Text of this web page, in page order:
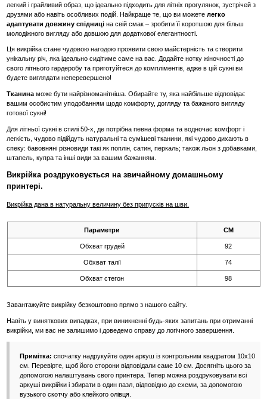
легкий і грайливий образ, що ідеально підходить для літніх прогулянок, зустрічей з
друзями або навіть особливих подій. Найкраще те, що ви можетелегко
адаптувати довжину спідниці на свій смак – зробити її коротшою для більш
молодіжного вигляду або довшою для додаткової елегантності.
Ця викрійка стане чудовою нагодою проявити свою майстерність та створити
унікальну річ, яка ідеально сидітиме саме на вас. Додайте нотку жіночності до
свого літнього гардеробу та приготуйтеся до компліментів, адже в цій сукні ви
будете виглядати неперевершено!
Тканина може бути найрізноманітніша. Обирайте ту, яка найбільше відповідає
вашим особистим уподобанням щодо комфорту, догляду та бажаного вигляду
готової сукні!
Для літньої сукні в стилі 50-х, де потрібна певна форма та водночас комфорт і
легкість, чудово підійдуть натуральні та сумішеві тканини, які чудово дихають в
спеку: бавовняні різновиди такі як поплін, сатин, перкаль; також льон з добавками,
штапель, купра та інші види за вашим бажанням.
Викрійка роздруковується на звичайному домашньому
принтері.
Викрійка дана в натуральну величину без припусків на шви.
Параметри СМ
Обхват грудей 92
Обхват талії 74
Обхват стегон 98
Завантажуйте викрійку безкоштовно прямо з нашого сайту.
Навіть у виняткових випадках, при виникненні будь-яких запитань при отриманні
викрійки, ми вас не залишимо і доведемо справу до логічного завершення.
Примітка: спочатку надрукуйте один аркуш із контрольним квадратом 10х10
см. Перевірте, щоб його сторони відповідали саме 10 см. Досягніть цього за
допомогою налаштувань свого принтера. Тепер можна роздруковувати всі
аркуші викрійки і збирати в один пазл, відповідно до схеми, за допомогою
вузького скотчу або клейкого олівця.